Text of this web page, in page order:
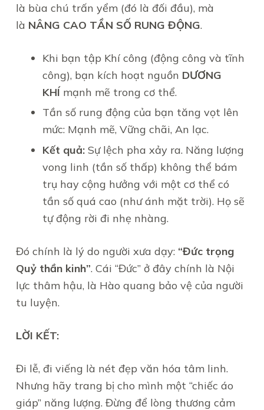
là bùa chú trấn yểm (đó là đối đầu), mà
là NÂNG CAO TẦN SỐ RUNG ĐỘNG.
Khi bạn tập Khí công (động công và tĩnh
công), bạn kích hoạt nguồn DƯƠNG
KHÍ mạnh mẽ trong cơ thể.
Tần số rung động của bạn tăng vọt lên
mức: Mạnh mẽ, Vững chãi, An lạc.
Kết quả:Sự lệch pha xảy ra. Năng lượng
vong linh (tần số thấp) không thể bám
trụ hay cộng hưởng với một cơ thể có
tần số quá cao (như ánh mặt trời). Họ sẽ
tự động rời đi nhẹ nhàng.
Đó chính là lý do người xưa dạy: “Đức trọng
Quỷ thần kinh”. Cái “Đức” ở đây chính là Nội
lực thâm hậu, là Hào quang bảo vệ của người
tu luyện.
LỜI KẾT:
Đi lễ, đi viếng là nét đẹp văn hóa tâm linh.
Nhưng hãy trang bị cho mình một “chiếc áo
giáp” năng lượng. Đừng để lòng thương cảm